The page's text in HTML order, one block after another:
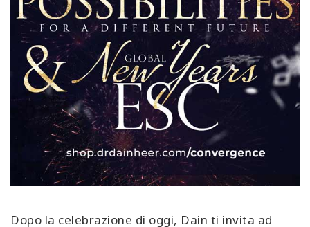
Dopo la celebrazione di oggi, Dain ti invita ad